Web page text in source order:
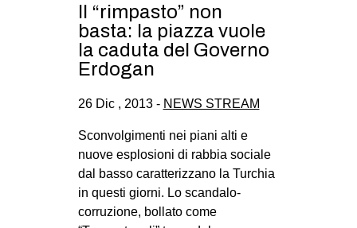
Il “rimpasto” non
basta: la piazza vuole
la caduta del Governo
Erdogan
26 Dic , 2013 - NEWS STREAM
Sconvolgimenti nei piani alti e
nuove esplosioni di rabbia sociale
dal basso caratterizzano la Turchia
in questi giorni. Lo scandalo-
corruzione, bollato come